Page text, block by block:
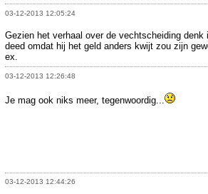
03-12-2013 12:05:24
Gezien het verhaal over de vechtscheiding denk
deed omdat hij het geld anders kwijt zou zijn
ex.
03-12-2013 12:26:48
Je mag ook niks meer, tegenwoordig...
03-12-2013 12:44:26